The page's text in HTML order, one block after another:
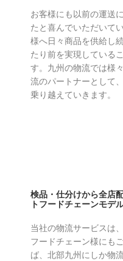
お客様にも以前の運送
たと喜んでいただいて
様へ日々商品を供給し
たり前を実現している
す。九州の物流では様
流のパートナーとして
乗り越えていきます。
検品・仕分けから全店
トフードチェーンモデ
当社の物流サービスは
フードチェーン様にも
ば、北部九州にしか物